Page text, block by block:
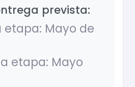
prevista:
etapa: Mayo de
etapa: Mayo